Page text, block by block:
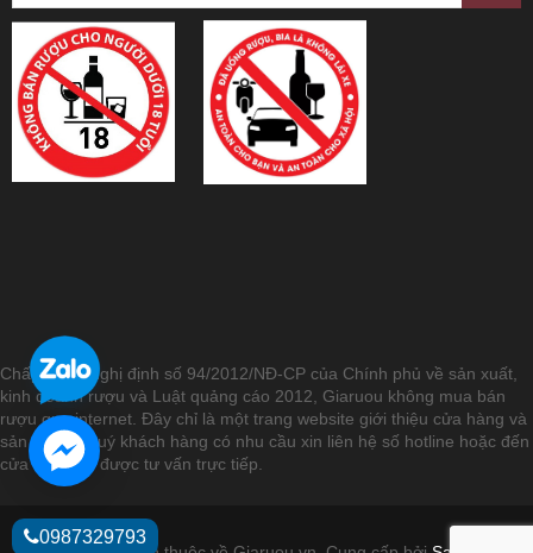
Chấp hành Nghị định số 94/2012/NĐ-CP của Chính phủ về sản xuất,
kinh doanh rượu và Luật quảng cáo 2012, Giaruou không mua bán
rượu qua internet. Đây chỉ là một trang website giới thiệu cửa hàng và
sản phẩm. Quý khách hàng có nhu cầu xin liên hệ số hotline hoặc đến
cửa hàng để được tư vấn trực tiếp.
0987329793